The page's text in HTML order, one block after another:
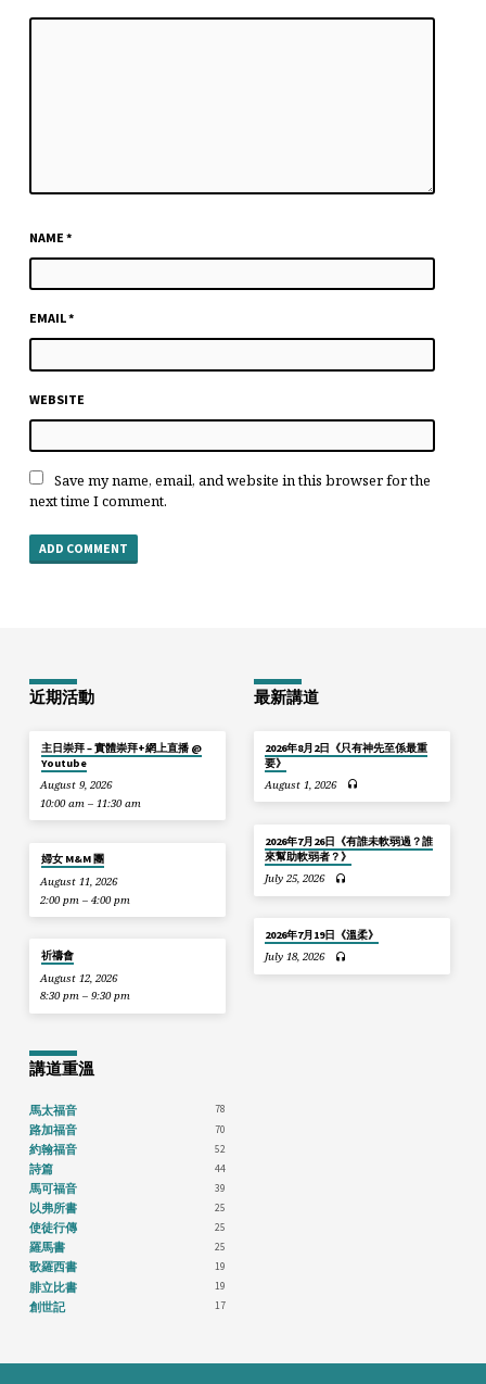
NAME*
EMAIL*
WEBSITE
Save my name, email, and website in this browser for the
next time I comment.
近期活動
主日崇拜 – 實體崇拜+網上直播 @
Youtube
August 9, 2026
10:00 am – 11:30 am
婦女 M&M 團
August 11, 2026
2:00 pm – 4:00 pm
祈禱會
August 12, 2026
8:30 pm – 9:30 pm
最新講道
2026年8月2日《只有神先至係最重
要》
August 1, 2026
2026年7月26日《有誰未軟弱過？誰
來幫助軟弱者？》
July 25, 2026
2026年7月19日《溫柔》
July 18, 2026
講道重溫
馬太福音 78
路加福音 70
約翰福音 52
詩篇 44
馬可福音 39
以弗所書 25
使徒行傳 25
羅馬書 25
歌羅西書 19
腓立比書 19
創世記 17